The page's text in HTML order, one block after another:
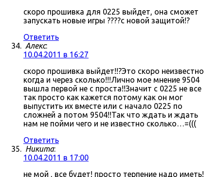
скоро прошивка для 0225 выйдет, она сможет
запускать новые игры ????с новой защитой!?
Ответить
Алекс:
10.04.2011 в 16:27
скоро прошивка выйдет!!?Это скоро неизвестно
когда и через сколько!!!Лично мое мнение 9504
вышла первой не с проста!!Значит с 0225 не все
так просто как кажется потому как он мог
выпустить их вместе или с начало 0225 по
сложней а потом 9504!!Так что ждать и ждать
нам не пойми чего и не известно сколько…=(((
Ответить
Никита:
10.04.2011 в 17:00
не мой , все будет! просто терпение надо иметь!